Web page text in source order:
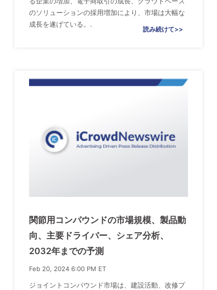
のソリューションの採用増加により、市場は大幅な
成長を遂げている。.
読み続けて>>
関節用コンパウンドの市場規模、製品動
向、主要ドライバー、シェア分析、
2032年までの予測
Feb 20, 2024 6:00 PM ET
ジョイントコンパウンド市場は、建設活動、改修プ